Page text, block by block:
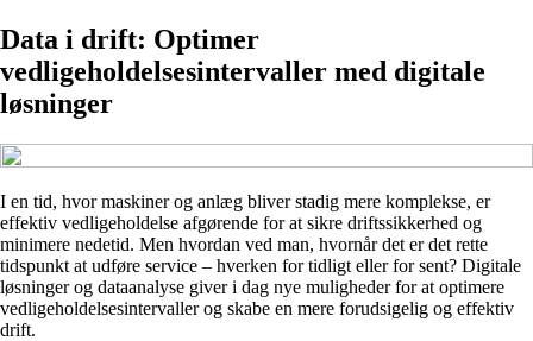
Data i drift: Optimer
vedligeholdelsesintervaller med digitale
løsninger
I en tid, hvor maskiner og anlæg bliver stadig mere komplekse, er
effektiv vedligeholdelse afgørende for at sikre driftssikkerhed og
minimere nedetid. Men hvordan ved man, hvornår det er det rette
tidspunkt at udføre service – hverken for tidligt eller for sent? Digitale
løsninger og dataanalyse giver i dag nye muligheder for at optimere
vedligeholdelsesintervaller og skabe en mere forudsigelig og effektiv
drift.